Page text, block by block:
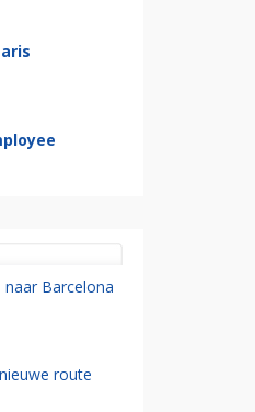
Barcelona
route